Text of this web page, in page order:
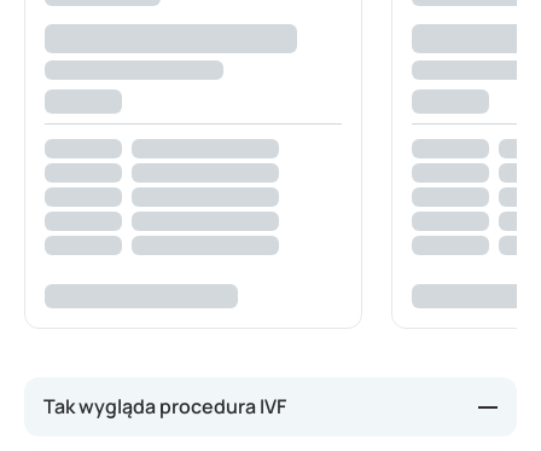
Tak wygląda procedura IVF